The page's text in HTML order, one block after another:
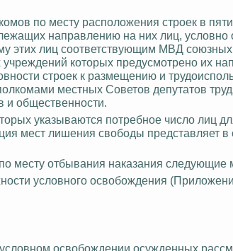
по месту расположения строек в
направлению на них лиц,
этих лиц соответствующим МВД
учреждений которых предусмотрено их
строек к размещению и
местных Советов депутатов
и общественности.
указываются потребное число лиц
мест лишения свободы представляет в
месту отбывания наказания следующие
условного освобождения
освобождении осужденных